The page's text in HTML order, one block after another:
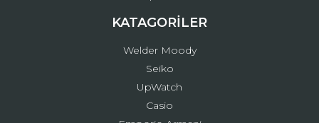
KATAGORİLER
Welder Moody
Seiko
UpWatch
Casio